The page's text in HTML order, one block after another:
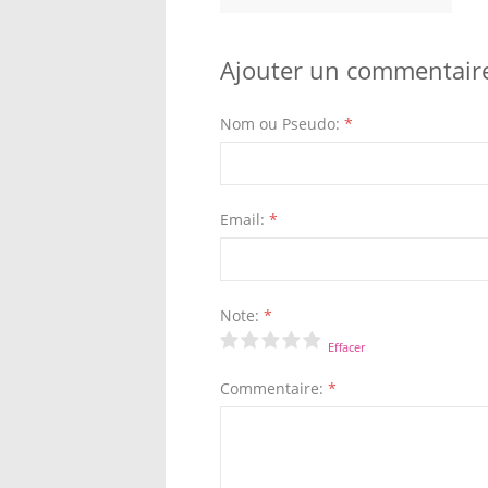
Ajouter un
Nom ou Pseudo: *
Email: *
Note: *
Effacer
Commentaire: *